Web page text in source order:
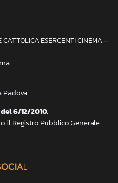
ESERCENTI CINEMA –
Padova
6/12/2010.
il Registro Pubblico Generale